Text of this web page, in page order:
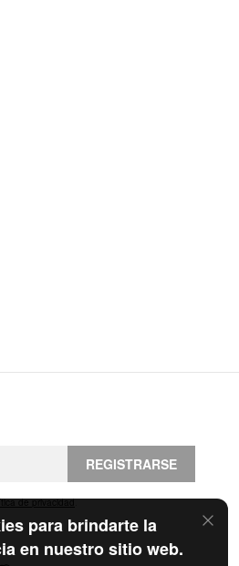
para brindarte la
en nuestro sitio web.
REGISTRARSE
de privacidad.